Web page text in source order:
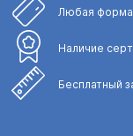
Любая форма
Наличие
Бесплатный